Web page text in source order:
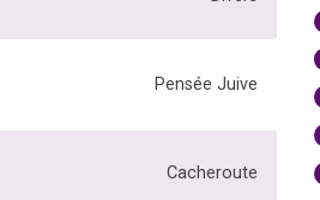
Pensée Juive
Cacheroute